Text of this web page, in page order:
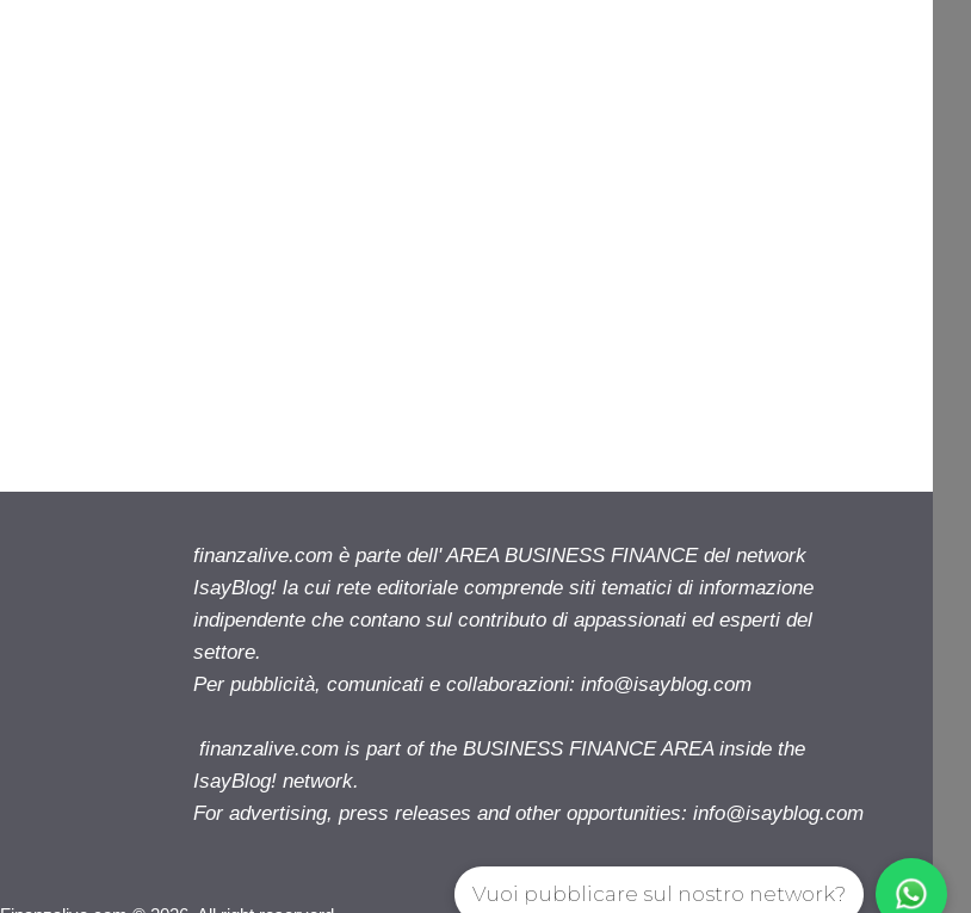
finanzalive.com è parte dell' AREA BUSINESS FINANCE del network
IsayBlog! la cui rete editoriale comprende siti tematici di informazione
indipendente che contano sul contributo di appassionati ed esperti del
settore.
Per pubblicità, comunicati e collaborazioni: info@isayblog.com
finanzalive.com is part of the BUSINESS FINANCE AREA inside the
IsayBlog! network.
For advertising, press releases and other opportunities: info@isayblog.com
Vuoi pubblicare sul nostro network?